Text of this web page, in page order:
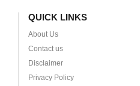
QUICK LINKS
About Us
Contact us
Disclaimer
Privacy Policy